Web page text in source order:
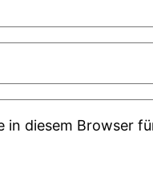
in diesem Browser